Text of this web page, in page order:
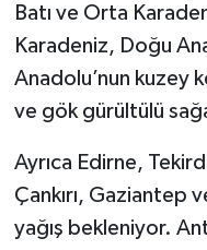
Batı ve Orta
Karadeniz, Doğu
Anadolu’nun kuzey
ve gök gürültülü
Ayrıca Edirne,
Çankırı, Gaziantep
yağış bekleniyor.